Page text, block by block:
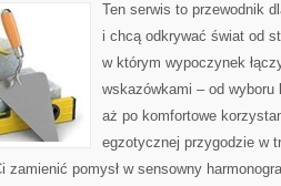
Ten serwis to przewodnik
i chcą odkrywać świat od
w którym wypoczynek
wskazówkami – od wyboru
aż po komfortowe
egzotycznej przygodzie w
zamienić pomysł w sensowny